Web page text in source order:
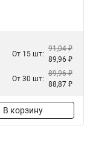
От 15 шт:
91,04 ₽
89,96 ₽
От 30 шт:
89,96 ₽
88,87 ₽
В корзину